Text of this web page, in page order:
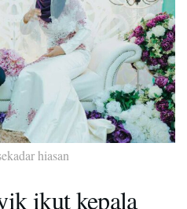
hiasan
ikut kepala